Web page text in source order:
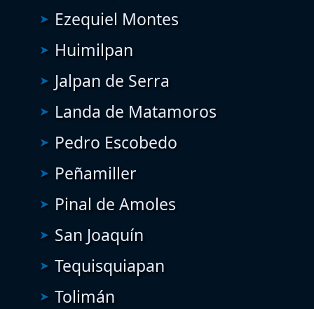
Ezequiel Montes
Huimilpan
Jalpan de Serra
Landa de Matamoros
Pedro Escobedo
Peñamiller
Pinal de Amoles
San Joaquín
Tequisquiapan
Tolimán